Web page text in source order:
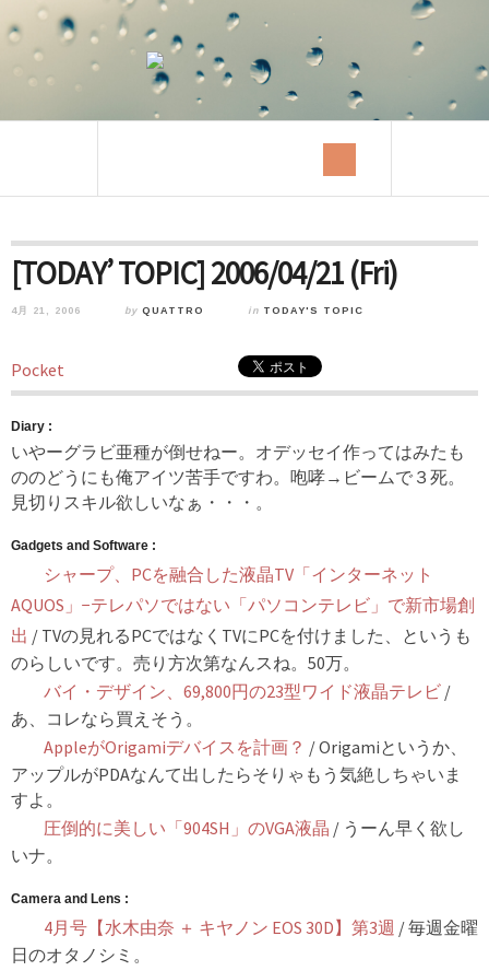
[TODAY’ TOPIC] 2006/04/21 (Fri)
4月 21, 2006 by QUATTRO in TODAY'S TOPIC
Pocket
Diary :
いやーグラビ亜種が倒せねー。オデッセイ作ってはみたも
ののどうにも俺アイツ苦手ですわ。咆哮→ビームで３死。
見切りスキル欲しいなぁ・・・。
Gadgets and Software :
シャープ、PCを融合した液晶TV「インターネット
AQUOS」−テレパソではない「パソコンテレビ」で新市場創
出 / TVの見れるPCではなくTVにPCを付けました、というも
のらしいです。売り方次第なんスね。50万。
バイ・デザイン、69,800円の23型ワイド液晶テレビ /
あ、コレなら買えそう。
AppleがOrigamiデバイスを計画？ / Origamiというか、
アップルがPDAなんて出したらそりゃもう気絶しちゃいま
すよ。
圧倒的に美しい「904SH」のVGA液晶 / うーん早く欲し
いナ。
Camera and Lens :
4月号【水木由奈 ＋ キヤノン EOS 30D】第3週 / 毎週金曜
日のオタノシミ。